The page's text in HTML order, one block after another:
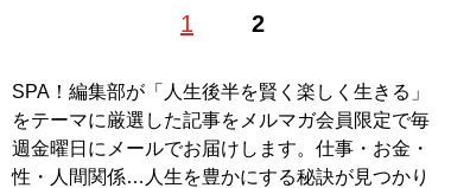
1 2
そのフェラーリください!!
路の謎 』などの著作で道路交通ジャーナリストとしても
活動中
記事一覧へ
SPA！編集部が「人生後半を賢く楽しく生きる」
をテーマに厳選した記事をメルマガ会員限定で毎
週金曜日にメールでお届けします。仕事・お金・
性・人間関係…人生を豊かにする秘訣が見つかり